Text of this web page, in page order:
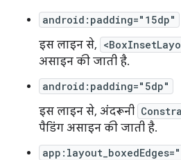
android:padding="15dp"
इस लाइन से,
असाइन की जाती है.
android:padding="5dp"
इस लाइन से, अंदरूनी
पैडिंग असाइन की जाती है.